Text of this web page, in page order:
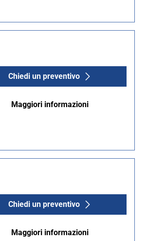
Chiedi un preventivo
Maggiori informazioni
Chiedi un preventivo
Maggiori informazioni